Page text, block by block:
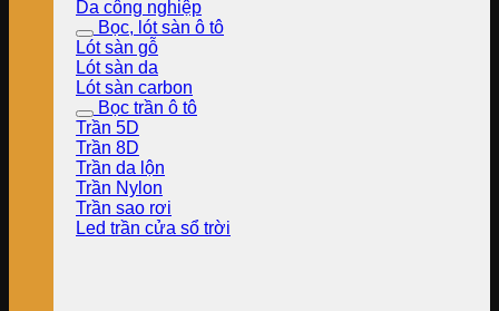
Da công nghiệp
Bọc, lót sàn ô tô
Lót sàn gỗ
Lót sàn da
Lót sàn carbon
Bọc trần ô tô
Trần 5D
Trần 8D
Trần da lộn
Trần Nylon
Trần sao rơi
Led trần cửa sổ trời